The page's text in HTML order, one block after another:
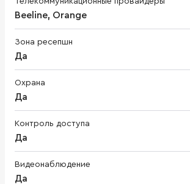
Beeline, Orange
Зона ресепшн
Да
Охрана
Да
Контроль доступа
Да
Видеонаблюдение
Да